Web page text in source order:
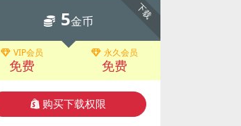
下载
5金币
VIP会员
免费
永久会员
免费
购买下载权限